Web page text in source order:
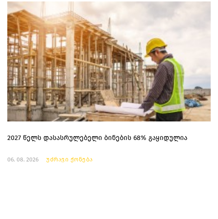
2027 წელს დასასრულებელი ბინების 68% გაყიდულია
06. 08. 2026 უძრავი ქონება